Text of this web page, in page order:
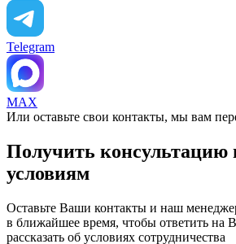
Telegram
MAX
Или оставьте свои контакты, мы вам
Получить консультацию
условиям
Оставьте Ваши контакты и наш
в ближайшее время, чтобы ответить на
рассказать об условиях сотрудничества